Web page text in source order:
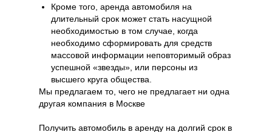
Кроме того, аренда автомобиля на
длительный срок может стать насущной
необходимостью в том случае, когда
необходимо сформировать для средств
массовой информации неповторимый образ
успешной «звезды», или персоны из
высшего круга общества.
Мы предлагаем то, чего не предлагает ни одна
другая компания в Москве
Получить автомобиль в аренду на долгий срок в